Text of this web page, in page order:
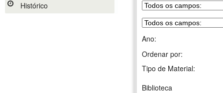
Histórico
Ano:
Ordenar por:
Tipo de Material:
Biblioteca